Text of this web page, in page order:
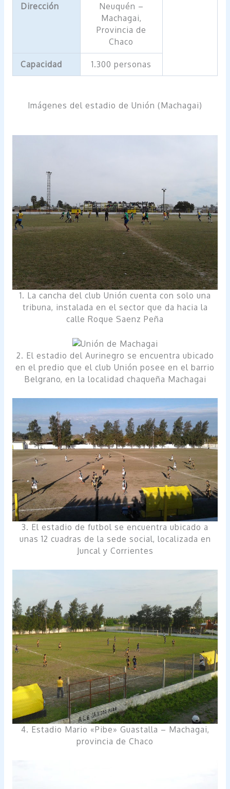
Dirección
Neuquén –
Machagai,
Provincia de
Chaco
Capacidad 1.300 personas
Imágenes del estadio de Unión (Machagai)
1. La cancha del club Unión cuenta con solo una
tribuna, instalada en el sector que da hacia la
calle Roque Saenz Peña
2. El estadio del Aurinegro se encuentra ubicado
en el predio que el club Unión posee en el barrio
Belgrano, en la localidad chaqueña Machagai
3. El estadio de futbol se encuentra ubicado a
unas 12 cuadras de la sede social, localizada en
Juncal y Corrientes
4. Estadio Mario «Pibe» Guastalla – Machagai,
provincia de Chaco